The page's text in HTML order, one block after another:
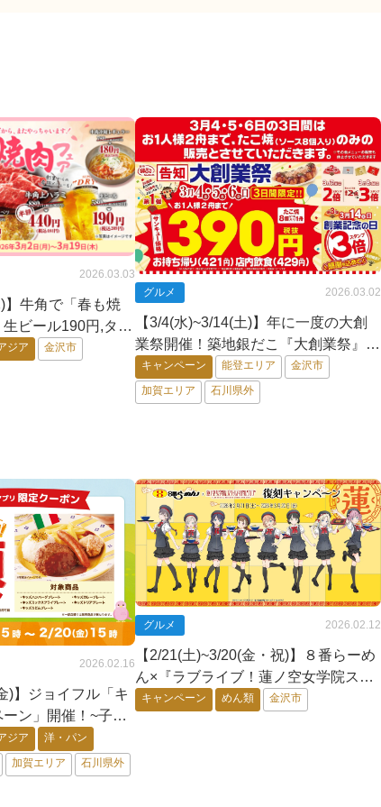
2026.03.03
)】牛角で「春も焼
ビール190円,タ
ハラミ半額！【平
ジア 金沢市
グルメ 2026.03.02
【3/4(水)~3/14(土)】年に一度の大創
業祭開催！築地銀だこ『大創業祭』~
サンキュー価格（税抜390円）でご提
供！~
キャンペーン 能登エリア 金沢市
加賀エリア 石川県外
2026.02.16
)】ジョイフル「キ
ン」開催！~子育
♪~
ジア 洋・パン
加賀エリア 石川県外
グルメ 2026.02.12
【2/21(土)~3/20(金・祝)】８番らーめ
ん×『ラブライブ！蓮ノ空女学院スク
ールアイドルクラブ』コラボキャンペ
キャンペーン めん類 金沢市